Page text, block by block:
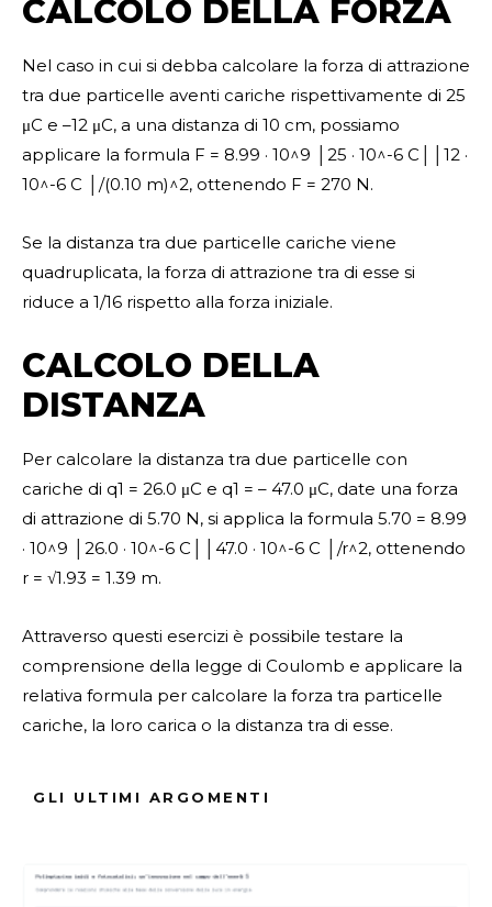
CALCOLO DELLA FORZA
Nel caso in cui si debba calcolare la forza di attrazione
tra due particelle aventi cariche rispettivamente di 25
μC e –12 μC, a una distanza di 10 cm, possiamo
applicare la formula F = 8.99 · 10^9 │25 · 10^-6 C││12 ·
10^-6 C │/(0.10 m)^2, ottenendo F = 270 N.
Se la distanza tra due particelle cariche viene
quadruplicata, la forza di attrazione tra di esse si
riduce a 1/16 rispetto alla forza iniziale.
CALCOLO DELLA
DISTANZA
Per calcolare la distanza tra due particelle con
cariche di q1 = 26.0 μC e q1 = – 47.0 μC, date una forza
di attrazione di 5.70 N, si applica la formula 5.70 = 8.99
· 10^9 │26.0 · 10^-6 C││47.0 · 10^-6 C │/r^2, ottenendo
r = √1.93 = 1.39 m.
Attraverso questi esercizi è possibile testare la
comprensione della legge di Coulomb e applicare la
relativa formula per calcolare la forza tra particelle
cariche, la loro carica o la distanza tra di esse.
Applicazioni Della Legge Di Coulomb
GLI ULTIMI ARGOMENTI